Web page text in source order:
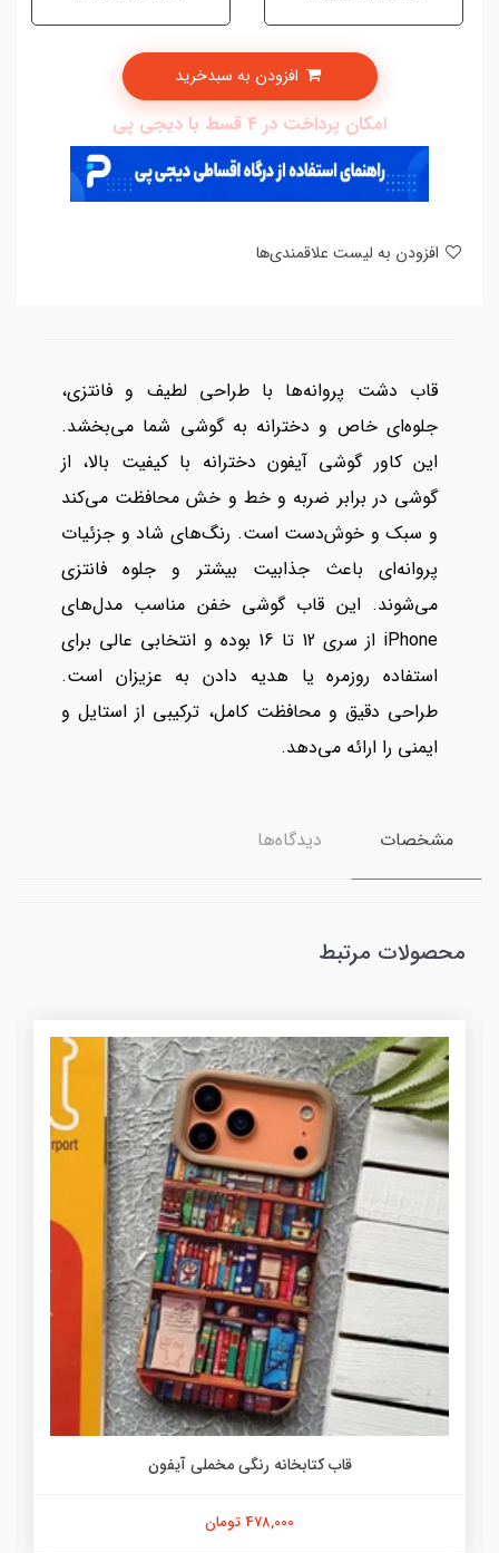
امکان پرداخت در 4 قسط با دیجی پی
قاب دشت پروانه‌ها با طراحی لطیف و فانتزی،
جلوه‌ای خاص و دخترانه به گوشی شما می‌بخشد.
این کاور گوشی آیفون دخترانه با کیفیت بالا، از
گوشی در برابر ضربه و خط و خش محافظت می‌کند
و سبک و خوش‌دست است. رنگ‌های شاد و جزئیات
پروانه‌ای باعث جذابیت بیشتر و جلوه فانتزی
می‌شوند. این قاب گوشی خفن مناسب مدل‌های
iPhone از سری 12 تا 16 بوده و انتخابی عالی برای
استفاده روزمره یا هدیه دادن به عزیزان است.
طراحی دقیق و محافظت کامل، ترکیبی از استایل و
ایمنی را ارائه می‌دهد.
مشخصات دیدگاه‌ها
محصولات مرتبط
قاب کتابخانه رنگی مخملی آیفون
478,000 تومان